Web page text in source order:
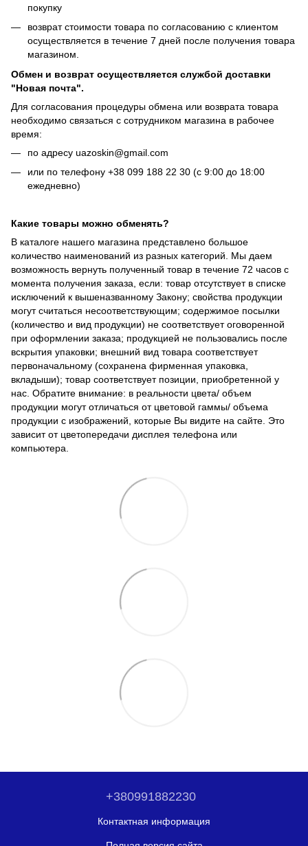
покупку
возврат стоимости товара по согласованию с клиентом
осуществляется в течение 7 дней после получения товара
магазином.
Обмен и возврат осуществляется службой доставки
"Новая почта".
Для согласования процедуры обмена или возврата товара
необходимо связаться с сотрудником магазина в рабочее
время:
по адресу uazoskin@gmail.com
или по телефону +38 099 188 22 30 (с 9:00 до 18:00
ежедневно)
Какие товары можно обменять?
В каталоге нашего магазина представлено большое
количество наименований из разных категорий. Мы даем
возможность вернуть полученный товар в течение 72 часов с
момента получения заказа, если: товар отсутствует в списке
исключений к вышеназванному Закону; свойства продукции
могут считаться несоответствующим; содержимое посылки
(количество и вид продукции) не соответствует оговоренной
при оформлении заказа; продукцией не пользовались после
вскрытия упаковки; внешний вид товара соответствует
первоначальному (сохранена фирменная упаковка,
вкладыши); товар соответствует позиции, приобретенной у
нас. Обратите внимание: в реальности цвета/ объем
продукции могут отличаться от цветовой гаммы/ объема
продукции с изображений, которые Вы видите на сайте. Это
зависит от цветопередачи дисплея телефона или
компьютера.
+380991882230
Контактная информация